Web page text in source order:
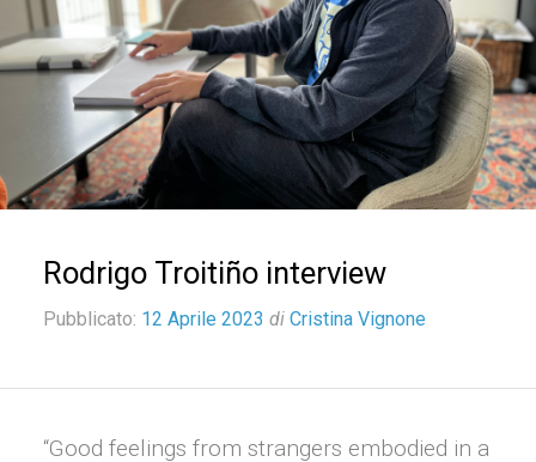
Rodrigo Troitiño interview
Pubblicato: 12 Aprile 2023 di Cristina Vignone
“Good feelings from strangers embodied in a